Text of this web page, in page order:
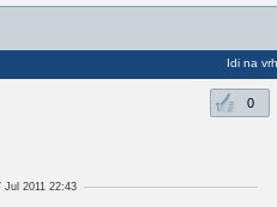
Idi na vrh
0
Jul 2011 22:43